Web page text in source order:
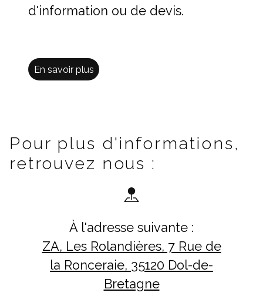
d'information ou de devis.
En savoir plus
Pour plus d'informations,
retrouvez nous :
À l'adresse suivante :
ZA, Les Rolandières, 7 Rue de
la Ronceraie, 35120 Dol-de-
Bretagne